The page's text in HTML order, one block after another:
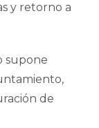
y retorno a
supone
de